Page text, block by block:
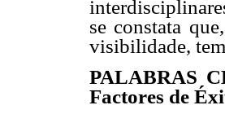
se constata
visibilidade,
PALABRAS
Factores de